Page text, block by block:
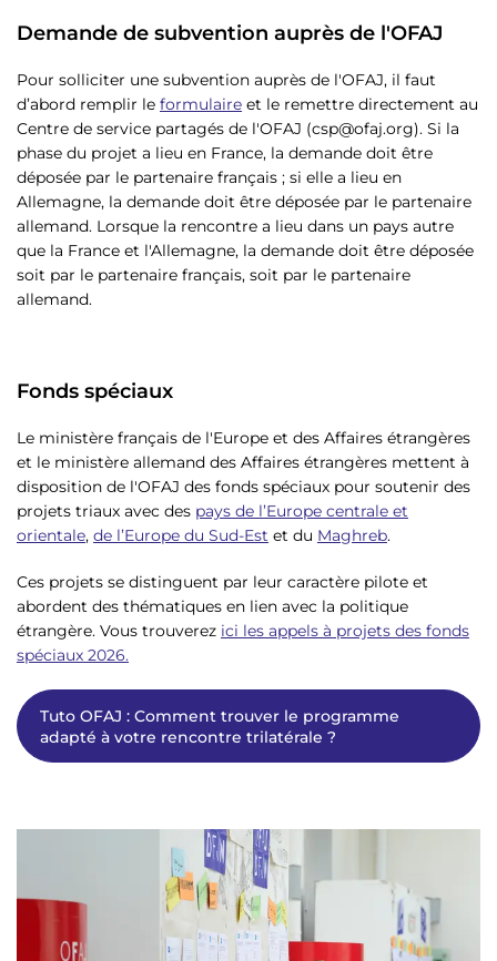
Demande de subvention auprès de l'OFAJ
Pour solliciter une subvention auprès de l'OFAJ, il faut
d’abord remplir le formulaire et le remettre directement au
Centre de service partagés de l'OFAJ (csp@ofaj.org). Si la
phase du projet a lieu en France, la demande doit être
déposée par le partenaire français ; si elle a lieu en
Allemagne, la demande doit être déposée par le partenaire
allemand. Lorsque la rencontre a lieu dans un pays autre
que la France et l'Allemagne, la demande doit être déposée
soit par le partenaire français, soit par le partenaire
allemand.
Fonds spéciaux
Le ministère français de l'Europe et des Affaires étrangères
et le ministère allemand des Affaires étrangères mettent à
disposition de l'OFAJ des fonds spéciaux pour soutenir des
projets triaux avec des pays de l’Europe centrale et
orientale, de l’Europe du Sud-Est et du Maghreb.
Ces projets se distinguent par leur caractère pilote et
abordent des thématiques en lien avec la politique
étrangère. Vous trouverez ici les appels à projets des fonds
spéciaux 2026.
Tuto OFAJ : Comment trouver le programme
adapté à votre rencontre trilatérale ?